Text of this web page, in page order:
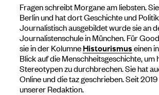
Fragen schreibt Morgane am liebsten.
Berlin und hat dort Geschichte und
Journalistisch ausgebildet wurde sie an
Journalistenschule in München. Für
sie in der KolumneHistourismuseinen
Blick auf die Menschheitsgeschichte, um
Stereotypen zu durchbrechen. Sie hat
Online und die taz geschrieben. Seit 2019
unserer Redaktion.